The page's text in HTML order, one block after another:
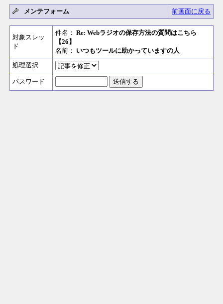
メンテフォーム 前画面に戻る
対象スレッ
ド
件名： Re: Webラジオの保存方法の質問はこちら
【26】
名前： いつもツールに助かっていますの人
処理選択
パスワード